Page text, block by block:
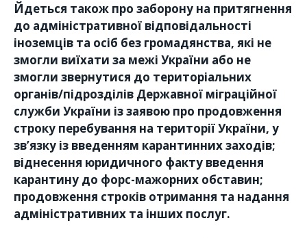
Йдеться також про заборону на притягнення
до адміністративної відповідальності
іноземців та осіб без громадянства, які не
змогли виїхати за межі України або не
змогли звернутися до територіальних
органів/підрозділів Державної міграційної
служби України із заявою про продовження
строку перебування на території України, у
зв’язку із введенням карантинних заходів;
віднесення юридичного факту введення
карантину до форс-мажорних обставин;
продовження строків отримання та надання
адміністративних та інших послуг.